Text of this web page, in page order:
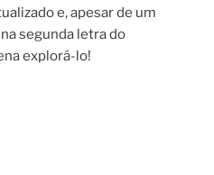
e, apesar de um
segunda letra do
explorá-lo!